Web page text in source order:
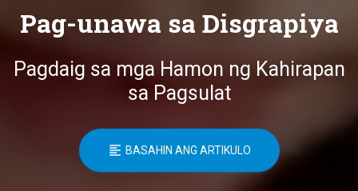
Pag-unawa sa Disgrapiya
Pagdaig sa mga Hamon ng Kahirapan
sa Pagsulat
BASAHIN ANG ARTIKULO